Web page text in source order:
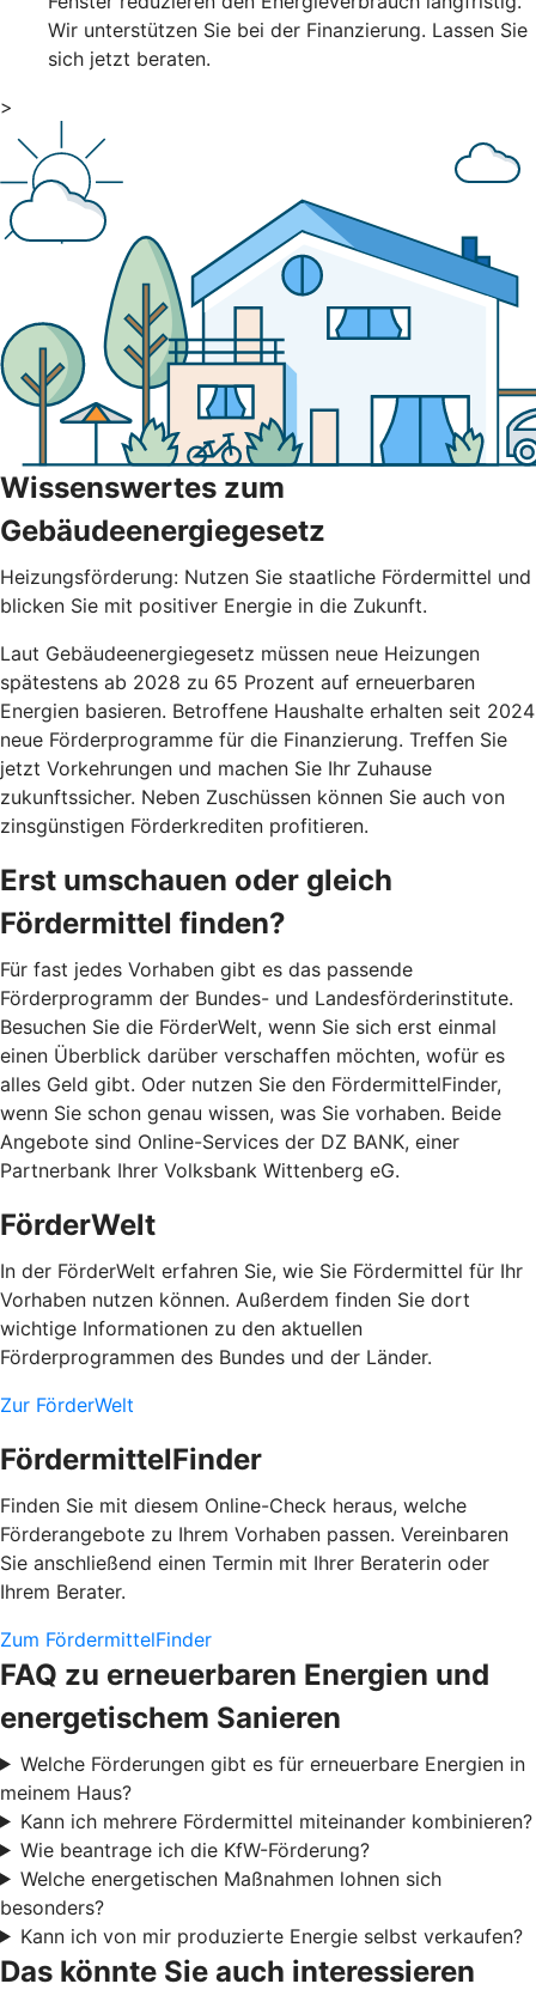
Wir unterstützen Sie bei der Finanzierung. Lassen Sie
sich jetzt beraten.
>
Wissenswertes zum
Gebäudeenergiegesetz
Heizungsförderung: Nutzen Sie staatliche Fördermittel und
blicken Sie mit positiver Energie in die Zukunft.
Laut Gebäudeenergiegesetz müssen neue Heizungen
spätestens ab 2028 zu 65 Prozent auf erneuerbaren
Energien basieren. Betroffene Haushalte erhalten seit 2024
neue Förderprogramme für die Finanzierung. Treffen Sie
jetzt Vorkehrungen und machen Sie Ihr Zuhause
zukunftssicher. Neben Zuschüssen können Sie auch von
zinsgünstigen Förderkrediten profitieren.
Erst umschauen oder gleich
Fördermittel finden?
Für fast jedes Vorhaben gibt es das passende
Förderprogramm der Bundes- und Landesförderinstitute.
Besuchen Sie die FörderWelt, wenn Sie sich erst einmal
einen Überblick darüber verschaffen möchten, wofür es
alles Geld gibt. Oder nutzen Sie den FördermittelFinder,
wenn Sie schon genau wissen, was Sie vorhaben. Beide
Angebote sind Online-Services der DZ BANK, einer
Partnerbank Ihrer Volksbank Wittenberg eG.
FörderWelt
In der FörderWelt erfahren Sie, wie Sie Fördermittel für Ihr
Vorhaben nutzen können. Außerdem finden Sie dort
wichtige Informationen zu den aktuellen
Förderprogrammen des Bundes und der Länder.
Zur FörderWelt
FördermittelFinder
Finden Sie mit diesem Online-Check heraus, welche
Förderangebote zu Ihrem Vorhaben passen. Vereinbaren
Sie anschließend einen Termin mit Ihrer Beraterin oder
Ihrem Berater.
Zum FördermittelFinder
FAQ zu erneuerbaren Energien und
energetischem Sanieren
Welche Förderungen gibt es für erneuerbare Energien in
meinem Haus?
Kann ich mehrere Fördermittel miteinander kombinieren?
Wie beantrage ich die KfW-Förderung?
Welche energetischen Maßnahmen lohnen sich
besonders?
Kann ich von mir produzierte Energie selbst verkaufen?
Das könnte Sie auch interessieren